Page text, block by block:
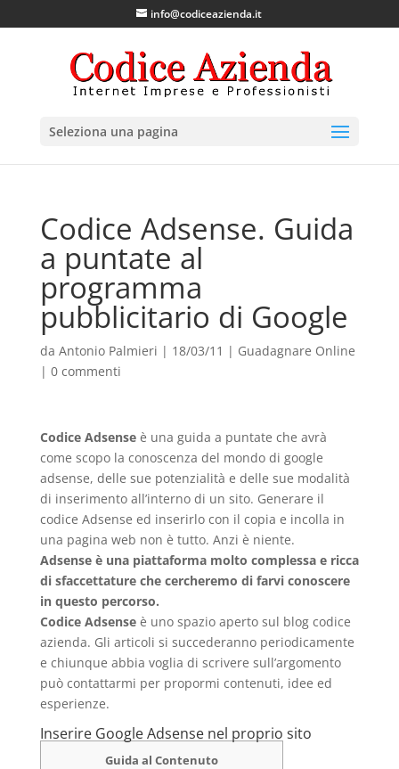
info@codiceazienda.it
Seleziona una pagina
Codice Adsense. Guida
a puntate al
programma
pubblicitario di Google
da Antonio Palmieri | 18/03/11 | Guadagnare Online
| 0 commenti
Codice Adsense è una guida a puntate che avrà
come scopo la conoscenza del mondo di google
adsense, delle sue potenzialità e delle sue modalità
di inserimento all’interno di un sito. Generare il
codice Adsense ed inserirlo con il copia e incolla in
una pagina web non è tutto. Anzi è niente.
Adsense è una piattaforma molto complessa e ricca
di sfaccettature che cercheremo di farvi conoscere
in questo percorso.
Codice Adsenseè uno spazio aperto sul blog codice
azienda. Gli articoli si succederanno periodicamente
e chiunque abbia voglia di scrivere sull’argomento
può contattarmi per propormi contenuti, idee ed
esperienze.
Inserire Google Adsense nel proprio sito
Guida al Contenuto